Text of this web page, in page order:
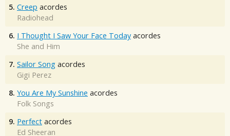
5. Creep acordes
Radiohead
6. I Thought I Saw Your Face Today acordes
She and Him
7. Sailor Song acordes
Gigi Perez
8. You Are My Sunshine acordes
Folk Songs
9. Perfect acordes
Ed Sheeran